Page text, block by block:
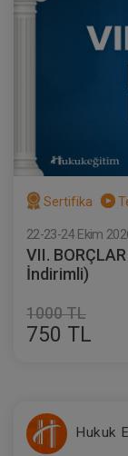
Sertifika
22-23-24 Ekim
VII.
İndirimli)
1000 TL
750 TL
Hukuk